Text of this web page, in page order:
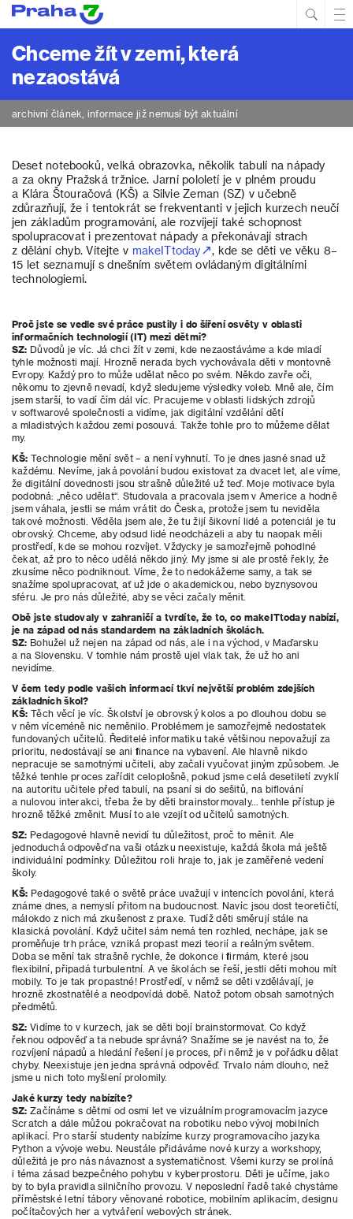
Chceme žít v zemi, která
nezaostává
archivní článek, informace již nemusí být aktuální
Deset notebooků, velká obrazovka, několik tabulí na nápady
a za okny Pražská tržnice. Jarní pololetí je v plném proudu
a Klára Štouračová (KŠ) a Silvie Zeman (SZ) v učebně
zdůrazňují, že i tentokrát se frekventanti v jejich kurzech neučí
jen základům programování, ale rozvíjejí také schopnost
spolupracovati prezentovat nápady a překonávají strach
z dělání chyb. Vítejte v makeITtoday
, kde se děti ve věku 8–
15 let seznamují s dnešním světem ovládaným digitálními
technologiemi.
Proč jste se vedle své práce pustily i do šíření osvěty v oblasti
informačních technologií (IT) mezi dětmi?
SZ: Důvodů je víc. Já chci žít v zemi, kde nezaostáváme a kde mladí
tyhle možnosti mají. Hrozně nerada bych vychovávala děti v montovně
Evropy. Každý pro to může udělat něco po svém. Někdo zavře oči,
někomu to zjevně nevadí, když sledujeme výsledky voleb. Mně ale, čím
jsem starší, to vadí čím dál víc. Pracujeme v oblasti lidských zdrojů
v softwarové společnosti a vidíme, jak digitální vzdělání dětí
a mladistvých každou zemi posouvá. Takže tohle pro to můžeme dělat
my.
KŠ: Technologie mění svět –a není vyhnutí. To je dnes jasné snad už
každému. Nevíme, jaká povolání budou existovat za dvacet let, ale víme,
že digitální dovednosti jsou strašně důležité už teď. Moje motivace byla
podobná: „něco udělat“. Studovala a pracovala jsem v Americe a hodně
jsem váhala, jestli se mám vrátit do Česka, protože jsem tu neviděla
takové možnosti. Věděla jsem ale, že tu žijí šikovní lidé a potenciál je tu
obrovský. Chceme, aby odsud lidé neodcházeli a aby tu naopak měli
prostředí, kde se mohou rozvíjet. Vždycky je samozřejmě pohodlné
čekat, až pro to něco udělá někdo jiný. My jsme si ale prostě řekly, že
zkusíme něco podniknout. Víme, že to nedokážeme samy, a tak se
snažíme spolupracovat, ať už jde o akademickou, nebo byznysovou
sféru. Je pro nás důležité, aby se věci začaly měnit.
Obě jste studovaly v zahraničí a tvrdíte, že to, co makeITtoday nabízí,
je na západ od nás standardem na základních školách.
SZ: Bohužel už nejen na západ od nás, ale i na východ, v Maďarsku
a na Slovensku. V tomhle nám prostě ujel vlak tak, že už ho ani
nevidíme.
V čem tedy podle vašich informací tkví největší problém zdejších
základních škol?
KŠ:Těch věcí je víc. Školství je obrovský kolos a po dlouhou dobu se
v něm víceméně nic neměnilo. Problémem je samozřejmě nedostatek
fundovaných učitelů. Ředitelé informatiku také většinou nepovažují za
prioritu, nedostávají se ani finance na vybavení. Ale hlavně nikdo
nepracuje se samotnými učiteli, aby začali vyučovat jiným způsobem. Je
těžké tenhle proces zařídit celoplošně, pokud jsme celá desetiletí zvyklí
na autoritu učitele před tabulí, na psaní si do sešitů, na biflování
a nulovou interakci, třeba že by děti brainstormovaly… tenhle přístup je
hrozně těžké změnit. Musí to ale vzejít od učitelů samotných.
SZ: Pedagogové hlavně nevidí tu důležitost, proč to měnit. Ale
jednoduchá odpověď na vaši otázku neexistuje, každá škola má ještě
individuální podmínky. Důležitou roli hraje to, jak je zaměřené vedení
školy.
KŠ: Pedagogové také o světě práce uvažují v intencích povolání, která
známe dnes, a nemyslí přitom na budoucnost. Navíc jsou dost teoretičtí,
málokdo z nich má zkušenost z praxe. Tudíž děti směrují stále na
klasická povolání. Když učitel sám nemá ten rozhled, nechápe, jak se
proměňuje trh práce, vzniká propast mezi teorií a reálným světem.
Doba se mění tak strašně rychle, že dokonce i firmám, které jsou
flexibilní, připadá turbulentní. A ve školách se řeší, jestli děti mohou mít
mobily. To je tak propastné! Prostředí, v němž se děti vzdělávají, je
hrozně zkostnatělé a neodpovídá době. Natož potom obsah samotných
předmětů.
SZ: Vidíme to v kurzech, jak se děti bojí brainstormovat. Co když
řeknou odpověď a ta nebude správná? Snažíme se je navést na to, že
rozvíjení nápadů a hledání řešení je proces, při němž je vpořádku dělat
chyby. Neexistuje jen jedna správná odpověď. Trvalo nám dlouho, než
jsme u nich toto myšlení prolomily.
Jaké kurzy tedy nabízíte?
SZ:Začínáme s dětmi od osmi let ve vizuálním programovacím jazyce
Scratch a dále můžou pokračovat na robotiku nebo vývoj mobilních
aplikací. Pro starší studenty nabízíme kurzy programovacího jazyka
Python a vývoje webu. Neustále přidáváme nové kurzy a workshopy,
důležitá je pro nás návaznost a systematičnost. Všemi kurzy se prolíná
i téma zásad bezpečného pohybu v kyberprostoru. Děti je učíme, jako
by to byla pravidla silničního provozu. V neposlední řadě také chystáme
příměstské letní tábory věnované robotice, mobilním aplikacím, designu
počítačových her a vytvářeníwebových stránek.